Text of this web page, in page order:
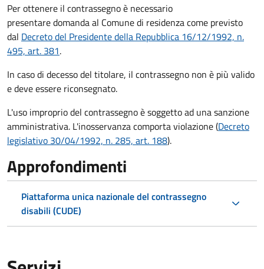
Per ottenere il contrassegno è necessario
presentare domanda al Comune di residenza come previsto
dal Decreto del Presidente della Repubblica 16/12/1992, n.
495, art. 381.
In caso di decesso del titolare, il contrassegno non è più valido
e deve essere riconsegnato.
L'uso improprio del contrassegno è soggetto ad una sanzione
amministrativa. L'inosservanza comporta violazione (Decreto
legislativo 30/04/1992, n. 285, art. 188).
Approfondimenti
Piattaforma unica nazionale del contrassegno
disabili (CUDE)